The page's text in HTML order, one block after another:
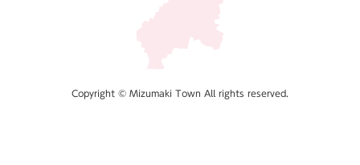
Copyright © Mizumaki Town All rights reserved.